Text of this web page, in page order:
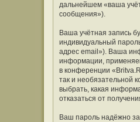
дальнейшем «ваша
сообщения»).
Ваша учётная запись
индивидуальный
адрес email»). Ваша
информации,
в конференции
так и необязательной
выбрать, какая
отказаться от
Ваш пароль надёжно